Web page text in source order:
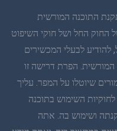
התוכנה המורשית
החוק החל ושל חוקי השיפוט
להודיע לבעלי המכשירים
הפרת דרישה זו
שיוטלו על המפר. עליך
השימוש בתוכנה
ושימוש בה. אתה